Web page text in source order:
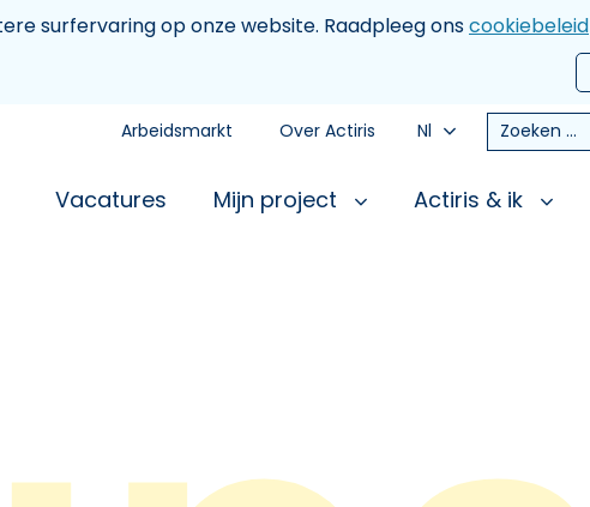
surfervaring op onze website. Raadpleeg onscookiebeleid
Arbeidsmarkt Over Actiris Nl Zoeken
Vacatures Mijn project Actiris & ik